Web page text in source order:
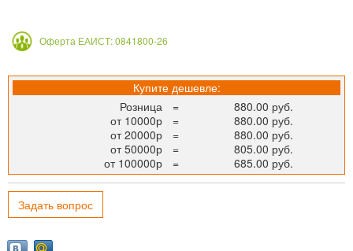
Оферта ЕАИСТ: 0841800-26
Купите дешевле:
Розница
=
880.00 руб.
от 10000р
=
880.00 руб.
от 20000р
=
880.00 руб.
от 50000р
=
805.00 руб.
от 100000р
= 685.00 руб.
Задать вопрос